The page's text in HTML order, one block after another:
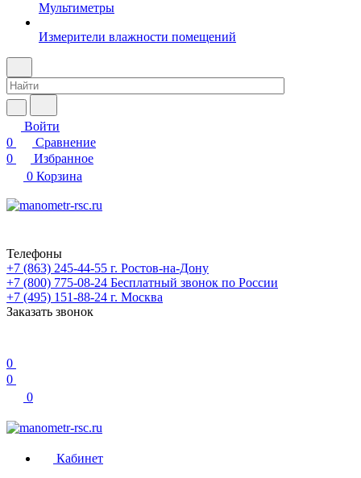
Мультиметры
Измерители влажности помещений
Войти
0
Сравнение
0
Избранное
0 Корзина
Телефоны
+7 (863) 245-44-55 г. Ростов-на-Дону
+7 (800) 775-08-24 Бесплатный звонок по России
+7 (495) 151-88-24 г. Москва
Заказать звонок
0
0
0
Кабинет